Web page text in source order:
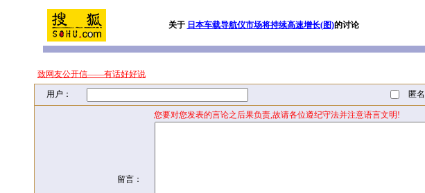
关于 日本车载导航仪市场将持续高速增长(图)的讨论
致网友公开信——有话好好说
用户： 匿
留言：
您要对您发表的言论之后果负责,故请各位遵纪守法并注意语言文明!